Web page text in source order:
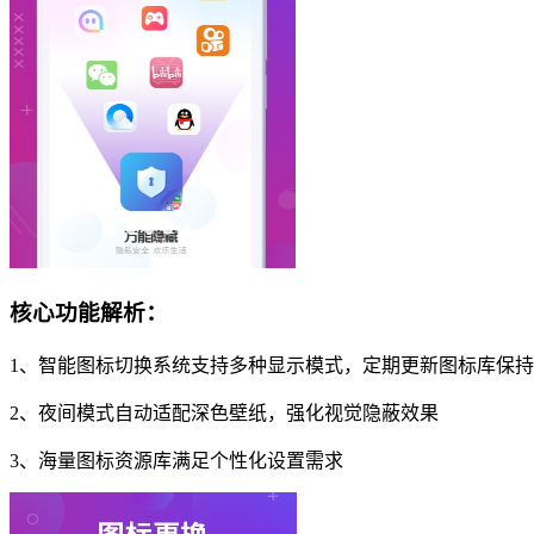
核心功能解析：
1、智能图标切换系统支持多种显示模式，定期更新图标库保
2、夜间模式自动适配深色壁纸，强化视觉隐蔽效果
3、海量图标资源库满足个性化设置需求